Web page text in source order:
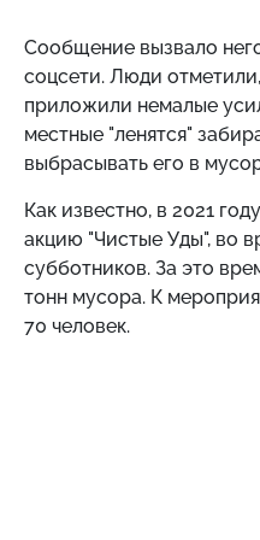
Сообщение вызвало
соцсети. Люди
приложили немалые
местные "ленятся"
выбрасывать его в
Как известно, в 2021
акцию "Чистые Уды", во
субботников. За это
тонн мусора. К
70 человек.